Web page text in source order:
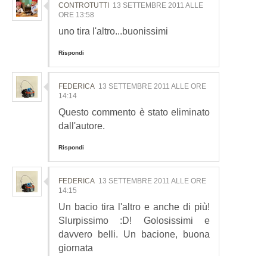
CONTROTUTTI 13 SETTEMBRE 2011 ALLE
ORE 13:58
uno tira l'altro...buonissimi
Rispondi
FEDERICA 13 SETTEMBRE 2011 ALLE ORE
14:14
Questo commento è stato eliminato
dall'autore.
Rispondi
FEDERICA 13 SETTEMBRE 2011 ALLE ORE
14:15
Un bacio tira l'altro e anche di più!
Slurpissimo :D! Golosissimi e
davvero belli. Un bacione, buona
giornata